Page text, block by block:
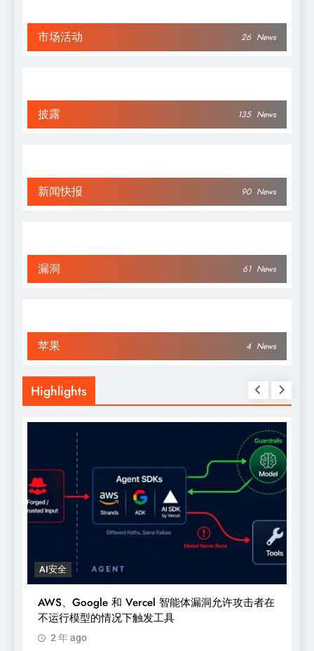
市场活动 26 News
披露 135 News
新闻快报 90 News
漏洞 61 News
苹果 4 News
Highlights
AI安全
AWS、Google 和 Vercel 智能体漏洞允许攻击者在
不运行模型的情况下触发工具
2 年 ago